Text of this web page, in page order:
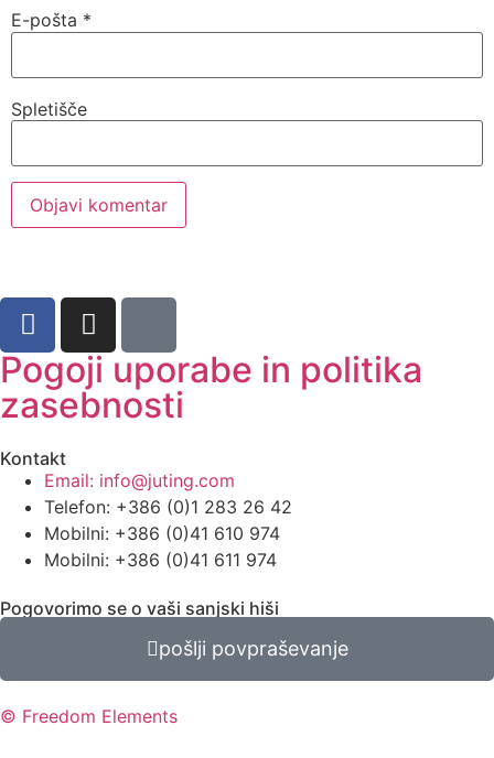
E-pošta *
Spletišče
Pogoji uporabe in politika
zasebnosti
Kontakt
Email: info@juting.com
Telefon: +386 (0)1 283 26 42
Mobilni: +386 (0)41 610 974
Mobilni: +386 (0)41 611 974
Pogovorimo se o vaši sanjski hiši
pošlji povpraševanje
© Freedom Elements